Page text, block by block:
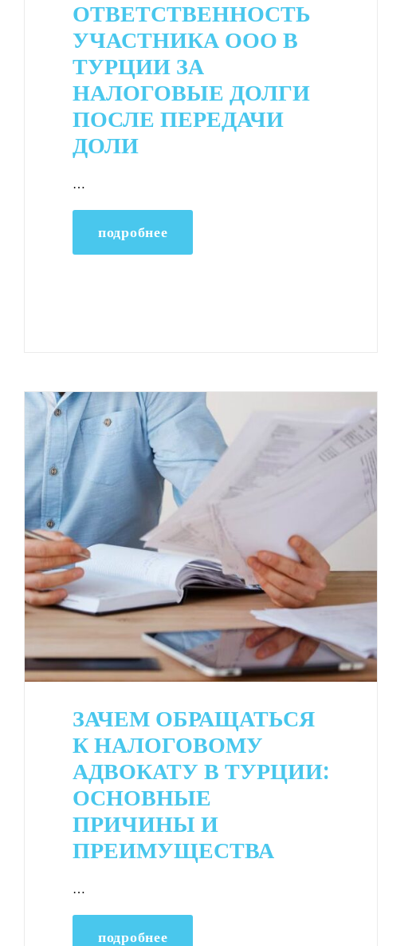
ОТВЕТСТВЕННОСТЬ
УЧАСТНИКА ООО В
ТУРЦИИ ЗА
НАЛОГОВЫЕ ДОЛГИ
ПОСЛЕ ПЕРЕДАЧИ
ДОЛИ
…
подробнее
ЗАЧЕМ ОБРАЩАТЬСЯ
К НАЛОГОВОМУ
АДВОКАТУ В ТУРЦИИ:
ОСНОВНЫЕ
ПРИЧИНЫ И
ПРЕИМУЩЕСТВА
…
подробнее